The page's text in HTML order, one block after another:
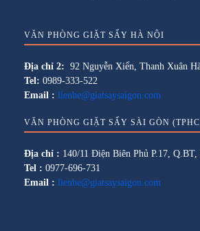
VĂN PHÒNG GIẶT SẤY HÀ NỘI
Địa chỉ 2: 92 Nguyễn Xiển, Thanh Xuân
Tel: 0989-333-522
Email : lienhe@giatsaysaigon.com
VĂN PHÒNG GIẶT SẤY SÀI GÒN
Địa chỉ : 140/11 Điện Biên Phủ P.17,
Tel : 0977-696-731
Email : lienhe@giatsaysaigon.com